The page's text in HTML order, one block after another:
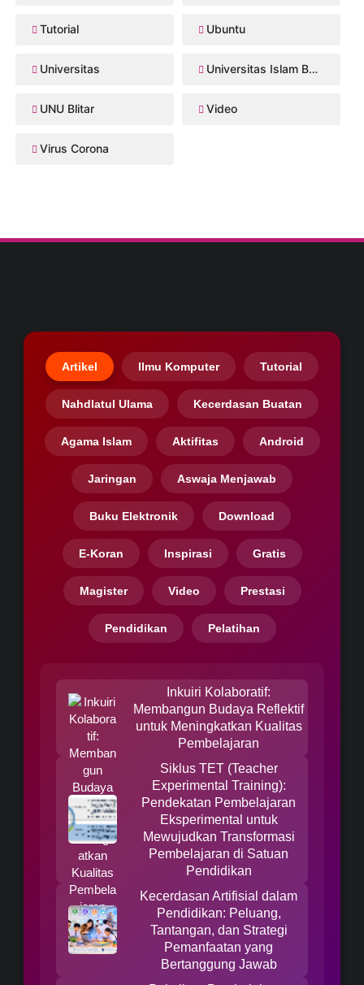
Tutorial Ubuntu
Universitas Universitas Islam Balitar
UNU Blitar Video
Virus Corona
Artikel Ilmu Komputer Tutorial
Nahdlatul Ulama Kecerdasan Buatan
Agama Islam Aktifitas Android
Jaringan Aswaja Menjawab
Buku Elektronik Download
E-Koran Inspirasi Gratis
Magister Video Prestasi
Pendidikan Pelatihan
Inkuiri Kolaboratif:
Membangun Budaya Reflektif
untuk Meningkatkan Kualitas
Pembelajaran
Siklus TET (Teacher
Experimental Training):
Pendekatan Pembelajaran
Eksperimental untuk
Mewujudkan Transformasi
Pembelajaran di Satuan
Pendidikan
Kecerdasan Artifisial dalam
Pendidikan: Peluang,
Tantangan, dan Strategi
Pemanfaatan yang
Bertanggung Jawab